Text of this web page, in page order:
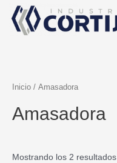
contenido
Inicio / Amasadora
Amasadora
Mostrando los 2 resultados